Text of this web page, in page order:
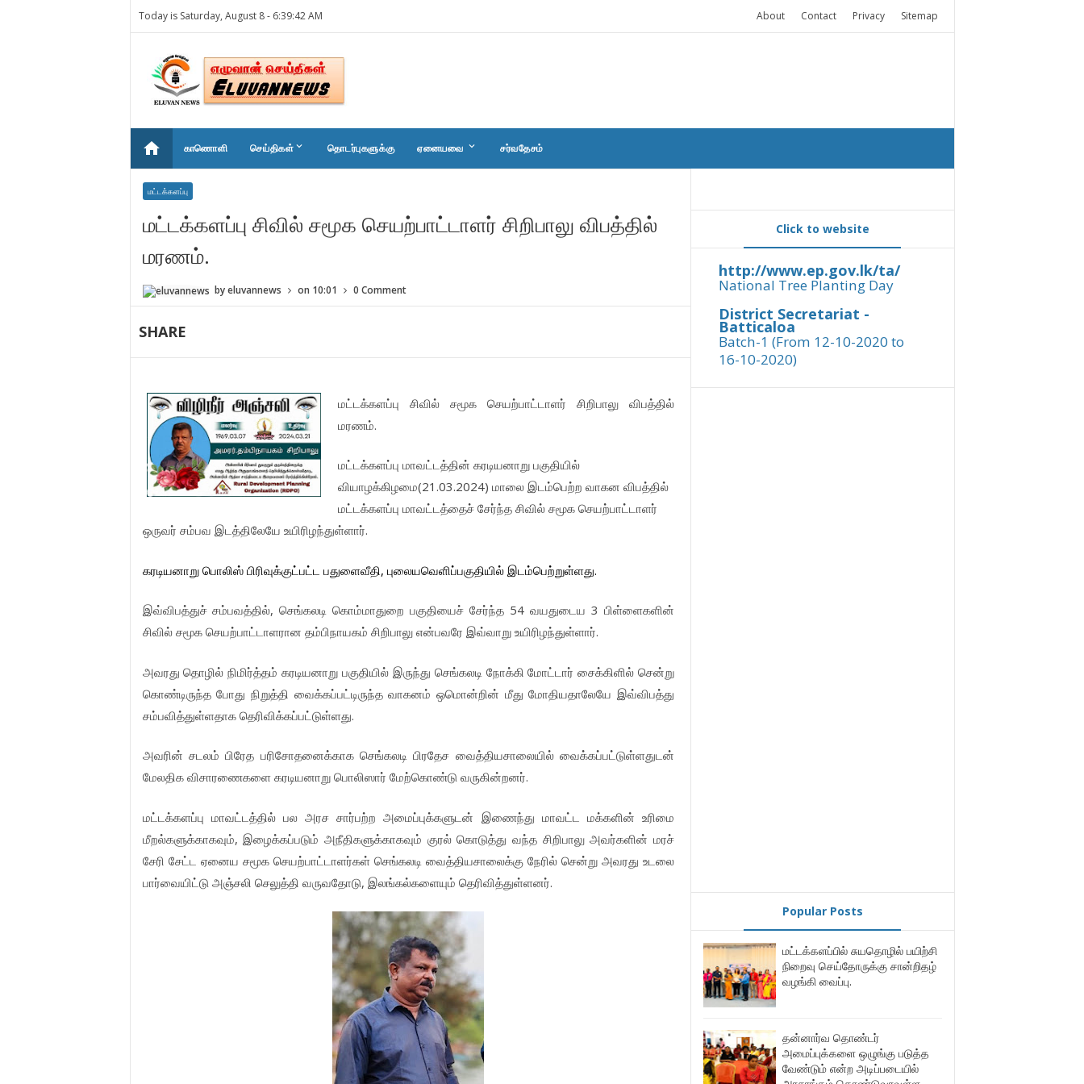
Today is Saturday, August 8 - 6:39:42 AM About Contact Privacy Sitemap
home காணொளி செய்திகள் keyboard_arrow_down தொடர்புகளுக்கு ஏனையவை keyboard_arrow_down சர்வதேசம்
மட்டக்களப்பு
மட்டக்களப்பு சிவில் சமூக செயற்பாட்டாளர் சிறிபாலு விபத்தில்
மரணம்.
byeluvannews on 10:01 0 Comment
SHARE
மட்டக்களப்பு சிவில் சமூக செயற்பாட்டாளர் சிறிபாலு
விபத்தில்
மரணம்.
மட்டக்களப்பு மாவட்டத்தின் கரடியனாறு பகுதியில்
வியாழக்கிழமை(21.03.2024) மாலை இடம்பெற்ற வாகன விபத்தில்
மட்டக்களப்பு மாவட்டத்தைச் சேர்ந்த சிவில் சமூக செயற்பாட்டாளர்
ஒருவர் சம்பவ இடத்திலேயே உயிரிழந்துள்ளார்.
கரடியனாறு பொலிஸ் பிரிவுக்குட்பட்ட பதுளைவீதி, புலையவெளிப்பகுதியில் இடம்பெற்றுள்ளது.
இவ்விபத்துச் சம்பவத்தில்,செங்கலடி கொம்மாதுறை பகுதியைச் சேர்ந்த 54வயதுடைய 3பிள்ளைகளின்
சிவில் சமூக செயற்பாட்டாளரான தம்பிநாயகம் சிறிபாலு என்பவரே இவ்வாறு உயிரிழந்துள்ளார்.
அவரது தொழில் நிமிர்த்தம் கரடியனாறு பகுதியில் இருந்து செங்கலடி நோக்கி மோட்டார் சைக்கிளில் சென்று
கொண்டிருந்த போது நிறுத்தி வைக்கப்பட்டிருந்த வாகனம் ஒமொன்றின் மீது மோதியதாலேயே இவ்விபத்து
சம்பவித்துள்ளதாக தெரிவிக்கப்பட்டுள்ளது.
அவரின் சடலம் பிரேத பரிசோதனைக்காக செங்கலடி பிரதேச வைத்தியசாலையில் வைக்கப்பட்டுள்ளதுடன்
மேலதிக விசாரணைகளை கரடியனாறு பொலிஸார் மேற்கொண்டு வருகின்றனர்.
மட்டக்களப்பு மாவட்டத்தில் பல அரச சார்பற்ற அமைப்புக்களுடன் இணைந்து மாவட்ட மக்களின்
உரிமை
மீறல்களுக்காகவும், இழைக்கப்படும் அநீதிகளுக்காகவும் குரல் கொடுத்து வந்த சிறிபாலு அவர்களின் மரச்
சேரி சேட்ட ஏனைய சமூக செயற்பாட்டாளர்கள் செங்கலடி வைத்தியசாலைக்கு நேரில் சென்று அவரது உடலை
பார்வையிட்டு அஞ்சலி செலுத்தி வருவதோடு, இலங்கல்களையும் தெரிவித்துள்ளனர்.
Click to website
http://www.ep.gov.lk/ta/
National Tree Planting Day
District Secretariat -
Batticaloa
Batch-1 (From 12-10-2020 to
16-10-2020)
Popular Posts
மட்டக்களப்பில் சுயதொழில் பயிற்சி
நிறைவு செய்தோருக்கு சான்றிதழ்
வழங்கி வைப்பு.
தன்னார்வ தொண்டர்
அமைப்புக்களை ஒழுங்கு படுத்த
வேண்டும் என்ற அடிப்படையில்